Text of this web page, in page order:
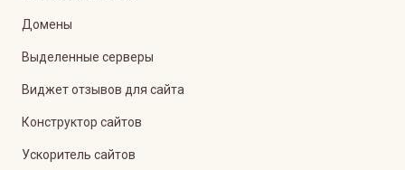
Домены
Выделенные серверы
Виджет отзывов для сайта
Конструктор сайтов
Ускоритель сайтов